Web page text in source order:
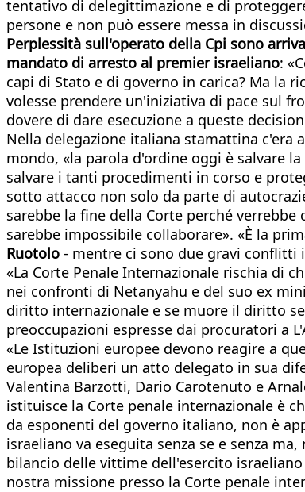
tentativo di delegittimazione e di
persone e non può essere messa in
Perplessità sull'operato della Cpi sono
mandato di arresto al premier israeliano:
capi di Stato e di governo in carica? Ma la
volesse prendere un'iniziativa di pace sul
dovere di dare esecuzione a queste
Nella delegazione italiana stamattina c'era
mondo, «la parola d'ordine oggi è salvare
salvare i tanti procedimenti in corso e
sotto attacco non solo da parte di
sarebbe la fine della Corte perché
sarebbe impossibile collaborare». «È la
Ruotolo - mentre ci sono due gravi conflitti
«La Corte Penale Internazionale rischia di
nei confronti di Netanyahu e del suo ex
diritto internazionale e se muore il diritto
preoccupazioni espresse dai procuratori a
«Le Istituzioni europee devono reagire a
europea deliberi un atto delegato in sua
Valentina Barzotti, Dario Carotenuto e
istituisce la Corte penale internazionale è
da esponenti del governo italiano, non è
israeliano va eseguita senza se e senza
bilancio delle vittime dell'esercito
nostra missione presso la Corte penale